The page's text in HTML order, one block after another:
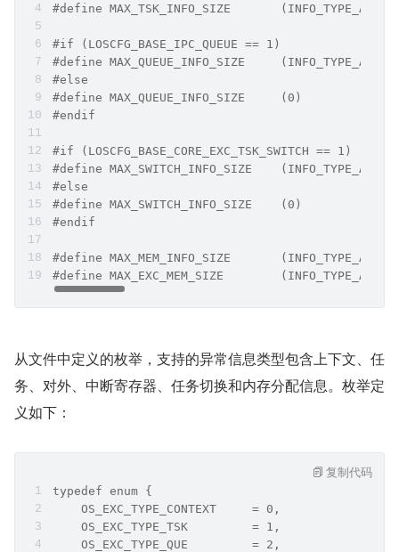
#define MAX_TSK_INFO_SIZE
#if (LOSCFG_BASE_IPC_QUEUE == 1)
#define MAX_QUEUE_INFO_SIZE
#else
#define MAX_QUEUE_INFO_SIZE     (0)
#endif
#if (LOSCFG_BASE_CORE_EXC_TSK_SWITCH == 1)
#define MAX_SWITCH_INFO_SIZE
#else
#define MAX_SWITCH_INFO_SIZE    (0)
#endif
#define MAX_MEM_INFO_SIZE
#define MAX_EXC_MEM_SIZE
​从文件中定义的枚举，支持的异常信息类型包含上下文、任
务、对外、中断寄存器、任务切换和内存分配信息。枚举定
义如下：
typedef enum {
    OS_EXC_TYPE_CONTEXT     = 0,
    OS_EXC_TYPE_TSK         = 1,
    OS_EXC_TYPE_QUE         = 2,
复制代码